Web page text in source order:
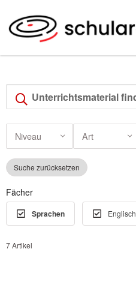
Niveau Art
Suche zurücksetzen
Fächer
Sprachen Englisch
7 Artikel